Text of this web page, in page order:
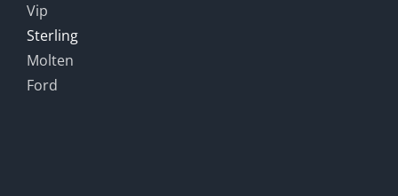
Vip
Sterling
Molten
Ford